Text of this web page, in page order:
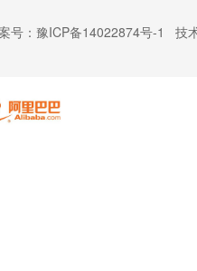
号： 豫ICP备14022874号-1 技